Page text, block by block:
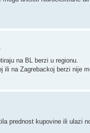
na BL berzi u regionu.
ili na Zagrebackoj berzi nije
prednost kupovine ili ulazi